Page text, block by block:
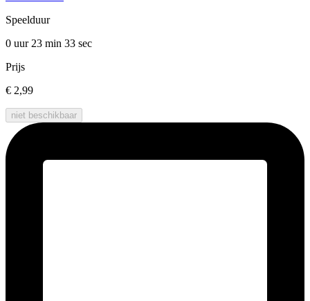
Speelduur
0 uur 23 min 33 sec
Prijs
€ 2,99
niet beschikbaar